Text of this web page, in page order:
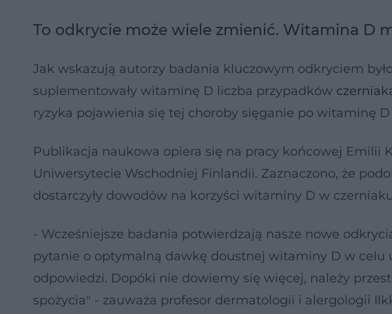
To odkrycie może wiele zmienić. Witamina D
Jak wskazują autorzy badania kluczowym odkryciem
suplementowały witaminę D liczba przypadków
ryzyka pojawienia się tej choroby sięganie po witaminę
Publikacja naukowa opiera się na pracy końcowej Emilii
Uniwersytecie Wschodniej Finlandii. Zaznaczono, że
dostarczyły dowodów na korzyści witaminy D w
- Wcześniejsze badania potwierdzają nasze nowe
pytanie o optymalną dawkę doustnej witaminy D w celu
odpowiedzi. Dopóki nie dowiemy się więcej, należy
spożycia" - zauważa profesor dermatologii i alergologii